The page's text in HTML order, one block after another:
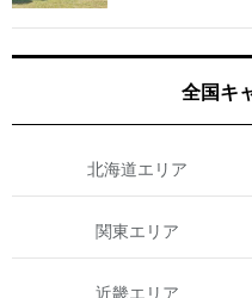
全国キ
北海道エリア
関東エリア
近畿エリア